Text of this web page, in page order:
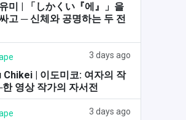
미 | 「しかくい『에』」을
고 ─ 신체와 공명하는 두 전
3 days ago
Chikei | 이도미코: 여자의 작
영상 작가의 자서전
3 days ago